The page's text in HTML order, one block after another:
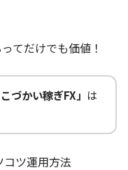
てだけでも価値！
こづかい稼ぎFX」 は
ツ運用方法